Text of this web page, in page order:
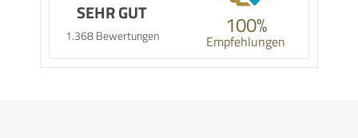
SEHR GUT
1.368 Bewertungen 100%
Empfehlungen